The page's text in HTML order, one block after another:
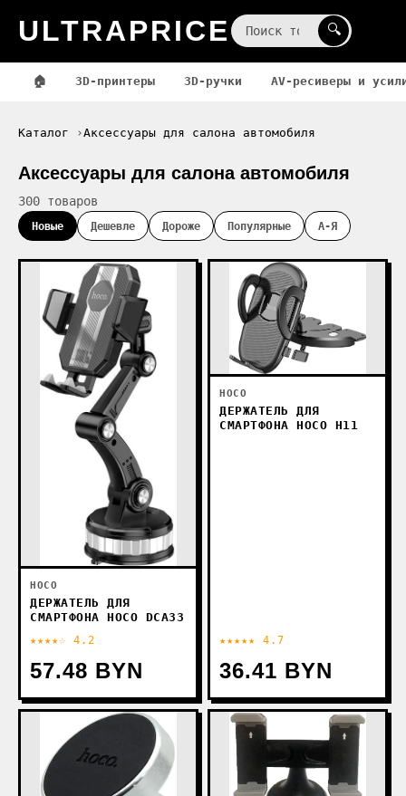
ULTRAPRICE 🔍
🏠 3D-принтеры 3D-ручки AV-ресиверы и
Каталог Аксессуары для салона автомобиля
Аксессуары для салона автомобиля
300 товаров
Новые Дешевле Дороже Популярные А-Я
HOCO
ДЕРЖАТЕЛЬ ДЛЯ
СМАРТФОНА HOCO DCA33
★★★★☆ 4.2
57.48 BYN
HOCO
ДЕРЖАТЕЛЬ ДЛЯ
СМАРТФОНА HOCO H11
★★★★★ 4.7
36.41 BYN